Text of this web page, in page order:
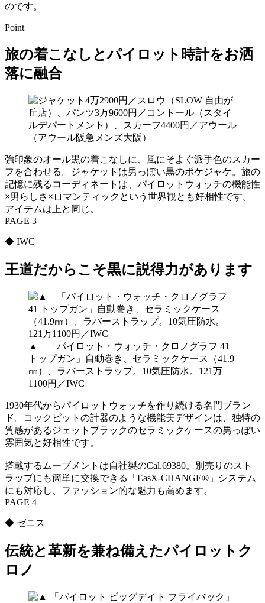
のです。
Point
旅の着こなしとパイロット時計をお洒
落に融合
強印象のオール黒の着こなしに、風にそよぐ派手色のスカー
フを合わせる。ジャケットは男っぽい黒のポケジャケ。旅の
記憶に残るコーディネートは、パイロットウォッチの機能性
×男らしさ×ロマンティックという世界観とも好相性です。
アイテムは上と同じ。
PAGE 3
◆ IWC
王道だからこそ黒に説得力があります
▲ 「パイロット・ウォッチ・クロノグラフ 41
トップガン」自動巻き、セラミックケース（41.9
㎜）、ラバーストラップ。10気圧防水。121万
1100円／IWC
1930年代からパイロットウォッチを作り続ける名門ブラン
ド。コックピットの計器のような機能美デザインは、独特の
質感があるジェットブラックのセラミックケースの男っぽい
雰囲気と好相性です。
搭載するムーブメントは自社製のCal.69380。別売りのスト
ラップにも簡単に交換できる「EasX-CHANGE®」システム
にも対応し、ファッション的な魅力も高めます。
PAGE 4
◆ ゼニス
伝統と革新を兼ね備えたパイロットク
ロノ